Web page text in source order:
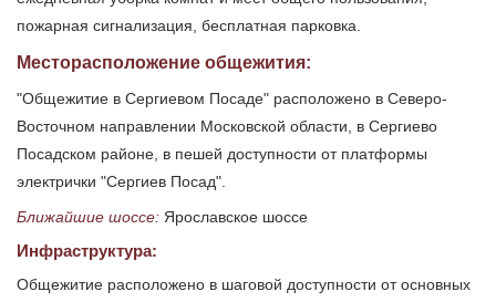
пожарная сигнализация, бесплатная парковка.
Месторасположение общежития:
"Общежитие в Сергиевом Посаде" расположено в Северо-
Восточном направлении Московской области, в Сергиево
Посадском районе, в пешей доступности от платформы
электрички "Сергиев Посад".
Ближайшие шоссе: Ярославское шоссе
Инфраструктура:
Общежитие расположено в шаговой доступности от основных